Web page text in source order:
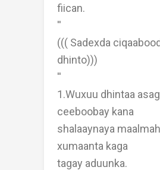
fiican.
''
((( Sadexda
dhinto)))
''
1.Wuxuu dhintaa
ceeboobay kana
shalaaynaya
xumaanta kaga
tagay aduunka.